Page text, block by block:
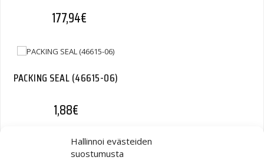
Hallinnoi evästeiden
suostumusta
177,94€
PACKING SEAL (46615-06)
1,88€